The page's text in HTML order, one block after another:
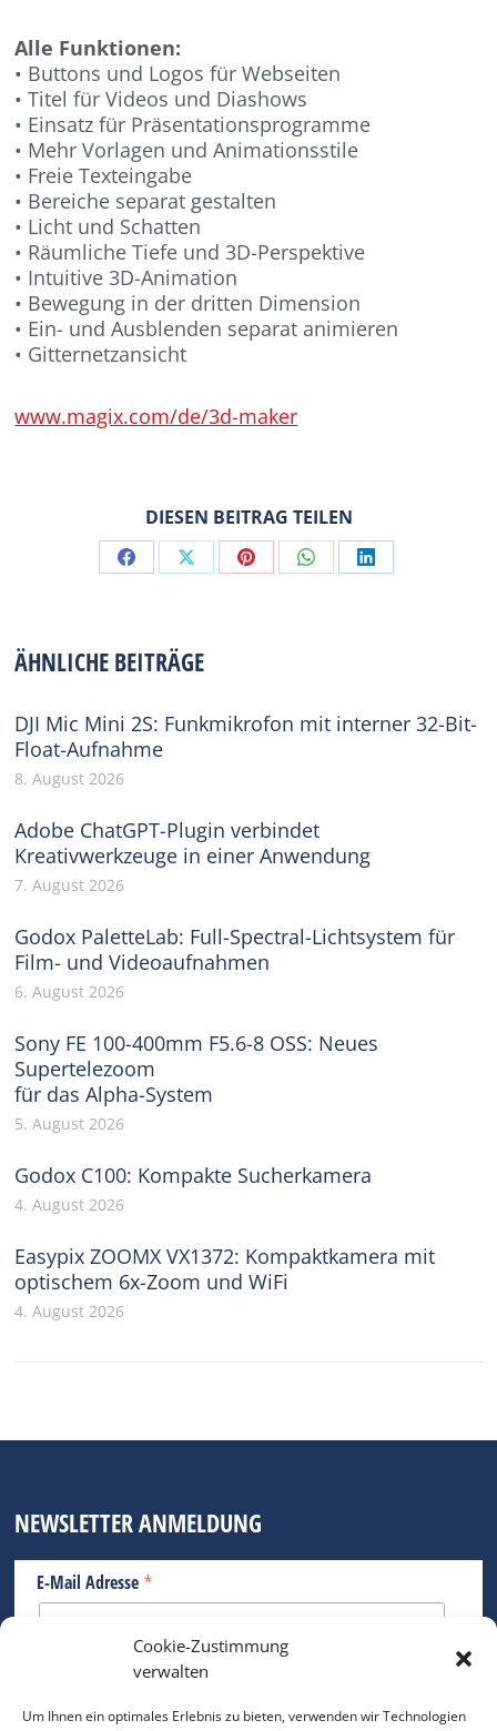
Cookie-Zustimmung
verwalten
Um Ihnen ein optimales Erlebnis zu bieten, verwenden wir Technologien
Alle Funktionen:
• Buttons und Logos für Webseiten
• Titel für Videos und Diashows
• Einsatz für Präsentationsprogramme
• Mehr Vorlagen und Animationsstile
• Freie Texteingabe
• Bereiche separat gestalten
• Licht und Schatten
• Räumliche Tiefe und 3D-Perspektive
• Intuitive 3D-Animation
• Bewegung in der dritten Dimension
• Ein- und Ausblenden separat animieren
• Gitternetzansicht
www.magix.com/de/3d-maker
DIESEN BEITRAG TEILEN
Share Share Share Share Share
ÄHNLICHE BEITRÄGE
DJI Mic Mini 2S: Funkmikrofon mit interner 32-Bit-
Float-Aufnahme
8. August 2026
Adobe ChatGPT-Plugin verbindet
Kreativwerkzeuge in einer Anwendung
7. August 2026
Godox PaletteLab: Full-Spectral-Lichtsystem für
Film- und Videoaufnahmen
6. August 2026
Sony FE 100-400mm F5.6-8 OSS: Neues
Supertelezoom
für das Alpha-System
5. August 2026
Godox C100: Kompakte Sucherkamera
4. August 2026
Easypix ZOOMX VX1372: Kompaktkamera mit
optischem 6x-Zoom und WiFi
4. August 2026
NEWSLETTER ANMELDUNG
E-Mail Adresse *
Bitte geben Sie Ihre E-Mail Adresse ein.
*